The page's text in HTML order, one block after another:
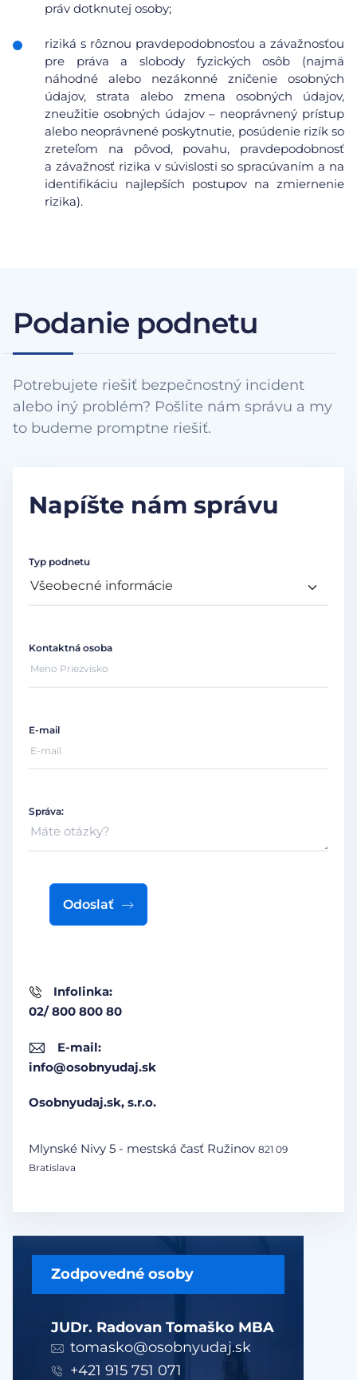
práv dotknutej osoby;
riziká s rôznou pravdepodobnosťou a závažnosťou
pre práva a slobody fyzických osôb (najmä
náhodné alebo nezákonné zničenie osobných
údajov, strata alebo zmena osobných údajov,
zneužitie osobných údajov – neoprávnený prístup
alebo neoprávnené poskytnutie, posúdenie rizík so
zreteľom na pôvod, povahu, pravdepodobnosť
a závažnosť rizika v súvislosti so spracúvaním a na
identifikáciu najlepších postupov na zmiernenie
rizika).
Podanie podnetu
Potrebujete riešiť bezpečnostný incident
alebo iný problém? Pošlite nám správu a my
to budeme promptne riešiť.
Zodpovedné osoby
JUDr. Radovan Tomaško MBA
tomasko@osobnyudaj.sk
+421 915 751 071
Napíšte nám správu
Infolinka:
02/ 800 800 80
E-mail:
info@osobnyudaj.sk
Osobnyudaj.sk, s.r.o.
Mlynské Nivy 5 - mestská časť Ružinov 821 09
Bratislava
Typ podnetu
Kontaktná osoba
E-mail
Správa:
Odoslať